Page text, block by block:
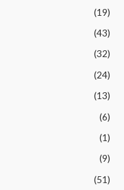
(19)
(43)
(32)
(24)
(13)
(6)
(1)
(9)
(51)